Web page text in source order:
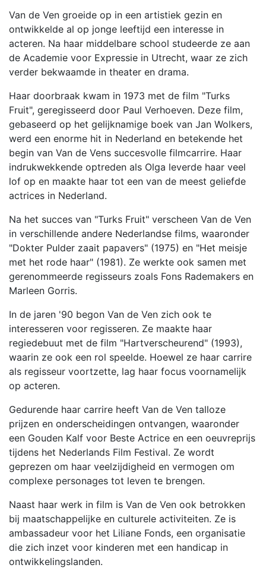
Van de Ven groeide op in een artistiek gezin en
ontwikkelde al op jonge leeftijd een interesse in
acteren. Na haar middelbare school studeerde ze aan
de Academie voor Expressie in Utrecht, waar ze zich
verder bekwaamde in theater en drama.
Haar doorbraak kwam in 1973 met de film "Turks
Fruit", geregisseerd door Paul Verhoeven. Deze film,
gebaseerd op het gelijknamige boek van Jan Wolkers,
werd een enorme hit in Nederland en betekende het
begin van Van de Vens succesvolle filmcarrire. Haar
indrukwekkende optreden als Olga leverde haar veel
lof op en maakte haar tot een van de meest geliefde
actrices in Nederland.
Na het succes van "Turks Fruit" verscheen Van de Ven
in verschillende andere Nederlandse films, waaronder
"Dokter Pulder zaait papavers" (1975) en "Het meisje
met het rode haar" (1981). Ze werkte ook samen met
gerenommeerde regisseurs zoals Fons Rademakers en
Marleen Gorris.
In de jaren '90 begon Van de Ven zich ook te
interesseren voor regisseren. Ze maakte haar
regiedebuut met de film "Hartverscheurend" (1993),
waarin ze ook een rol speelde. Hoewel ze haar carrire
als regisseur voortzette, lag haar focus voornamelijk
op acteren.
Gedurende haar carrire heeft Van de Ven talloze
prijzen en onderscheidingen ontvangen, waaronder
een Gouden Kalf voor Beste Actrice en een oeuvreprijs
tijdens het Nederlands Film Festival. Ze wordt
geprezen om haar veelzijdigheid en vermogen om
complexe personages tot leven te brengen.
Naast haar werk in film is Van de Ven ook betrokken
bij maatschappelijke en culturele activiteiten. Ze is
ambassadeur voor het Liliane Fonds, een organisatie
die zich inzet voor kinderen met een handicap in
ontwikkelingslanden.